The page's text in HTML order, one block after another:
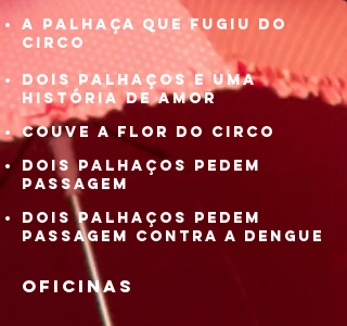
A Palhaça que Fugiu do
Circo
Dois Palhaços e Uma
História de Amor
Couve a Flor do Circo
Dois Palhaços Pedem
Passagem
Dois Palhaços Pedem
Passagem contra a Dengue
OFICINAS